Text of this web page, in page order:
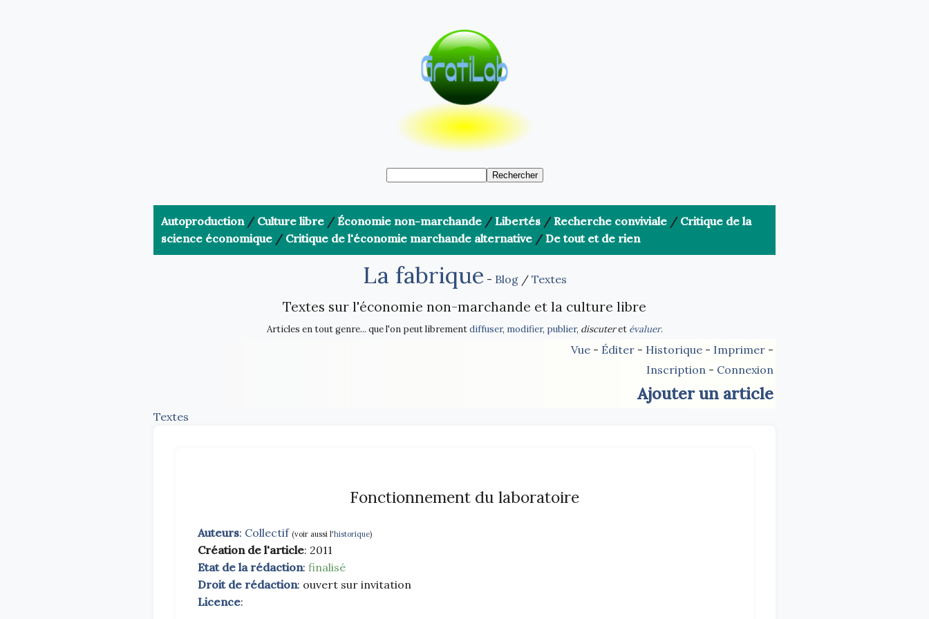
Autoproduction/ Culture libre /Économie non-marchande /Libertés /Recherche conviviale / Critique de la
science économique / Critique de l'économie marchande alternative /De tout et de rien
La fabrique - Blog/ Textes
Textes sur l'économie non-marchande et la culture libre
Articles en tout genre... que l'on peut librementdiffuser, modifier, publier, discuteret évaluer.
Vue - Éditer - Historique - Imprimer -
Inscription - Connexion
Ajouter un article
Textes
Fonctionnement du laboratoire
Auteurs: Collectif (voir aussi l'historique)
Création de l'article: 2011
Etat de la rédaction: finalisé
Droit de rédaction: ouvert sur invitation
Licence: